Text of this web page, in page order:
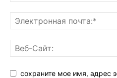
сохраните мое имя, адрес